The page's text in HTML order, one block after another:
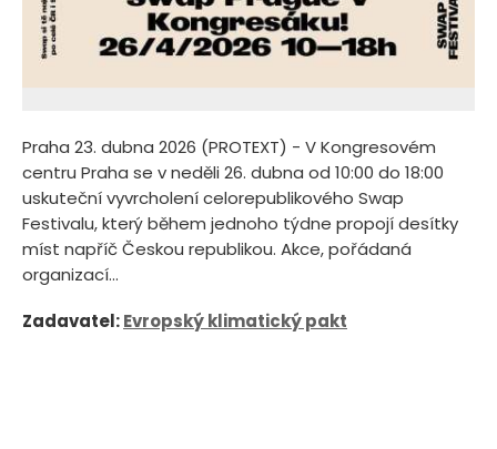
Praha 23. dubna 2026 (PROTEXT) - V Kongresovém
centru Praha se v neděli 26. dubna od 10:00 do 18:00
uskuteční vyvrcholení celorepublikového Swap
Festivalu, který během jednoho týdne propojí desítky
míst napříč Českou republikou. Akce, pořádaná
organizací...
Zadavatel:Evropský klimatický pakt